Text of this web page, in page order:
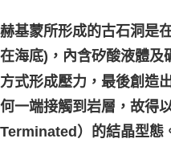
赫基蒙所形成的古石洞是
在海底)，內含矽酸液體及
方式形成壓力，最後創造
何一端接觸到岩層，故得
Terminated）的結晶型態